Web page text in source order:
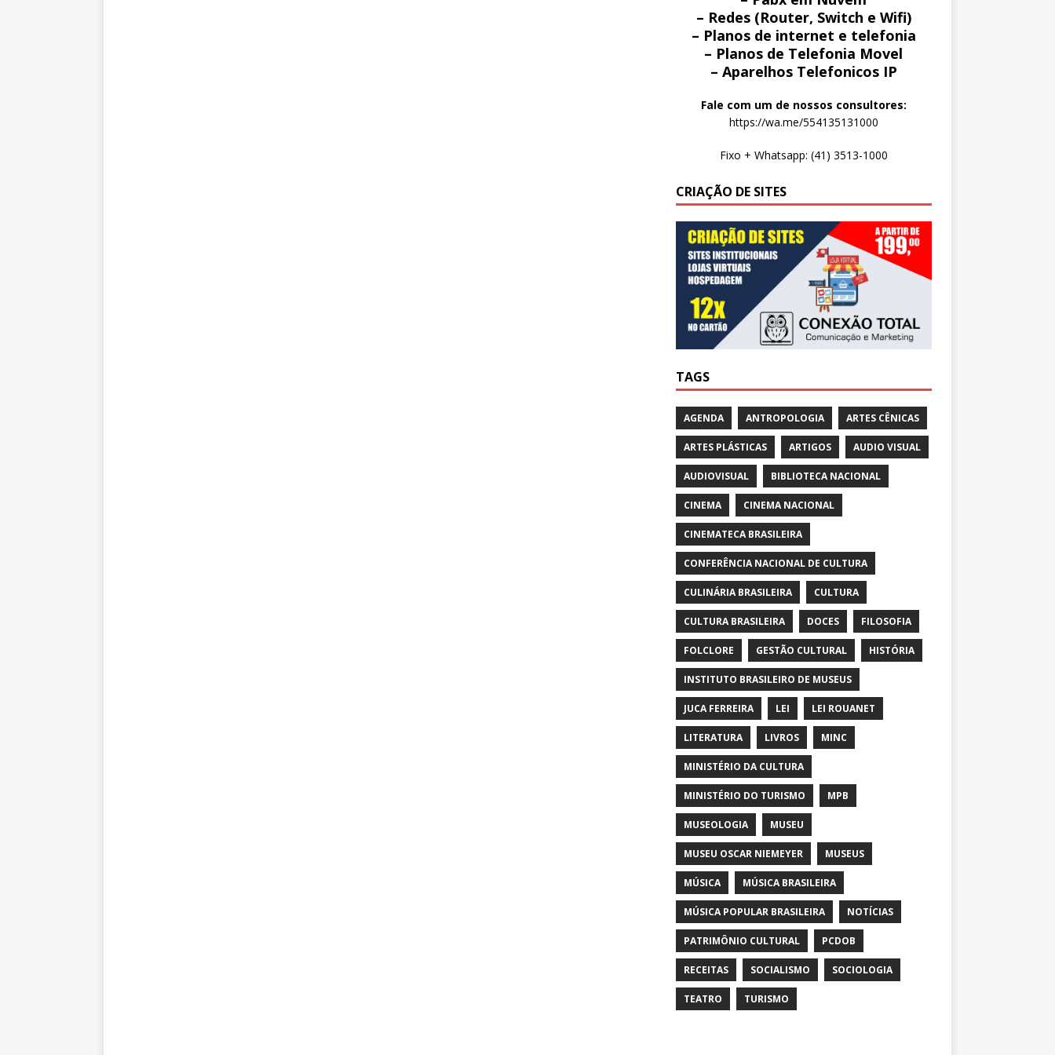
– Redes (Router, Switch e Wifi)
– Planos de internet e telefonia
– Planos de Telefonia Movel
– Aparelhos Telefonicos IP
Fale com um de nossos consultores:
https://wa.me/554135131000
Fixo + Whatsapp: (41) 3513-1000
CRIAÇÃO DE SITES
TAGS
AGENDA ANTROPOLOGIA ARTES CÊNICAS
ARTES PLÁSTICAS ARTIGOS AUDIO VISUAL
AUDIOVISUAL BIBLIOTECA NACIONAL
CINEMA CINEMA NACIONAL
CINEMATECA BRASILEIRA
CONFERÊNCIA NACIONAL DE CULTURA
CULINÁRIA BRASILEIRA CULTURA
CULTURA BRASILEIRA DOCES FILOSOFIA
FOLCLORE GESTÃO CULTURAL HISTÓRIA
INSTITUTO BRASILEIRO DE MUSEUS
JUCA FERREIRA LEI LEI ROUANET
LITERATURA LIVROS MINC
MINISTÉRIO DA CULTURA
MINISTÉRIO DO TURISMO MPB
MUSEOLOGIA MUSEU
MUSEU OSCAR NIEMEYER MUSEUS
MÚSICA MÚSICA BRASILEIRA
MÚSICA POPULAR BRASILEIRA NOTÍCIAS
PATRIMÔNIO CULTURAL PCDOB
RECEITAS SOCIALISMO SOCIOLOGIA
TEATRO TURISMO